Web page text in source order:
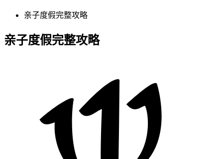
亲子度假完整攻略​
亲子度假完整攻略​